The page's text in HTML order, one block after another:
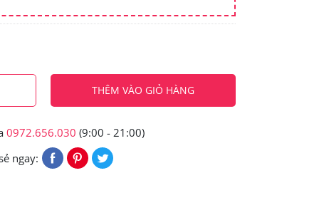
THÊM VÀO GIỎ HÀNG
0972.656.030 (9:00 - 21:00)
ngay: